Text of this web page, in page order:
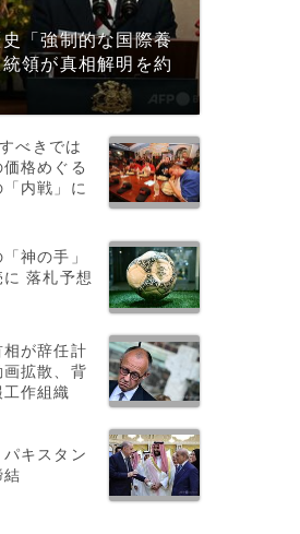
「強制的な国際養
領が真相解明を約
べきでは
格めぐる
内戦」に
神の手」
落札予想
相が辞任計
拡散、背
作組織
キスタン
結